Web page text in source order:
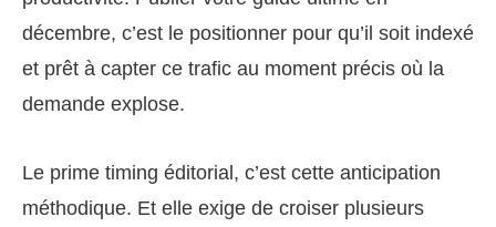
décembre, c’est le positionner pour qu’il soit indexé
et prêt à capter ce trafic au moment précis où la
demande explose.
Le prime timing éditorial, c’est cette anticipation
méthodique. Et elle exige de croiser plusieurs